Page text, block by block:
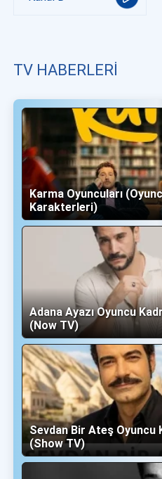
TV HABERLERI
Karma Oyuncuları
Karakterleri)
Adana Ayazı Oyuncu
(Now TV)
Sevdan Bir Ateş
(Show TV)